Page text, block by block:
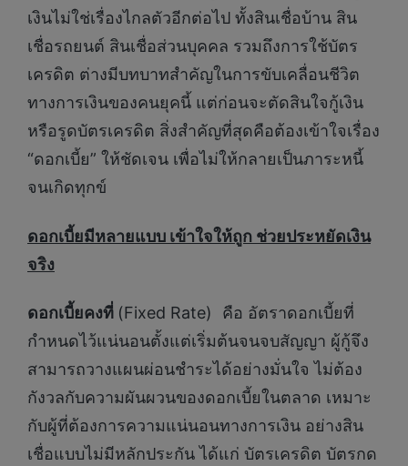
เงินไม่ใช่เรื่องไกลตัวอีกต่อไป ทั้งสินเชื่อบ้าน สิน
เชื่อรถยนต์ สินเชื่อส่วนบุคคล รวมถึงการใช้บัตร
เครดิต ต่างมีบทบาทสำคัญในการขับเคลื่อนชีวิต
ทางการเงินของคนยุคนี้ แต่ก่อนจะตัดสินใจกู้เงิน
หรือรูดบัตรเครดิต สิ่งสำคัญที่สุดคือต้องเข้าใจเรื่อง
“ดอกเบี้ย” ให้ชัดเจน เพื่อไม่ให้กลายเป็นภาระหนี้
จนเกิดทุกข์
ดอกเบี้ยมีหลายแบบ เข้าใจให้ถูก ช่วยประหยัดเงิน
จริง
ดอกเบี้ยคงที่ (Fixed Rate) คือ อัตราดอกเบี้ยที่
กำหนดไว้แน่นอนตั้งแต่เริ่มต้นจนจบสัญญา ผู้กู้จึง
สามารถวางแผนผ่อนชำระได้อย่างมั่นใจ ไม่ต้อง
กังวลกับความผันผวนของดอกเบี้ยในตลาด เหมาะ
กับผู้ที่ต้องการความแน่นอนทางการเงิน อย่างสิน
เชื่อแบบไม่มีหลักประกัน ได้แก่ บัตรเครดิต บัตรกด